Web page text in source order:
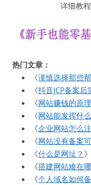
详细教
热门文章：
《谨慎选择那些
《抖音ICP备案后
《网站赚钱的原理
《网站能发挥什
《企业网站怎么
《网站没有备案
《什么是网址？ 》
《搭建网站难在
《个人域名如何